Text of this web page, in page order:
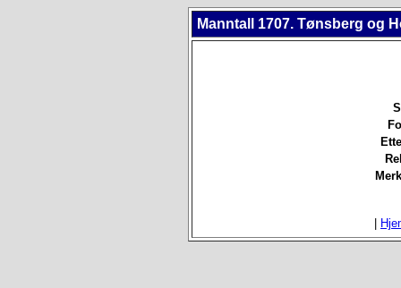
Manntall 1707. Tønsberg og